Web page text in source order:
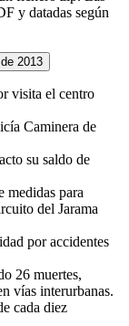
y datadas según
2013
visita el centro
Caminera de
su saldo de
medidas para
del Jarama
por accidentes
26 muertes,
vías interurbanas.
cada diez